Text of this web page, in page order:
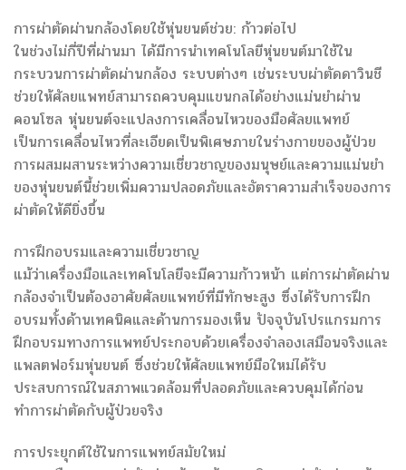
การผ่าตัดผ่านกล้องโดยใช้หุ่นยนต์ช่วย: ก้าวต่อไป
ในช่วงไม่กี่ปีที่ผ่านมา ได้มีการนำเทคโนโลยีหุ่นยนต์มาใช้ใน
กระบวนการผ่าตัดผ่านกล้อง ระบบต่างๆ เช่นระบบผ่าตัดดาวินชี
ช่วยให้ศัลยแพทย์สามารถควบคุมแขนกลได้อย่างแม่นยำผ่าน
คอนโซล หุ่นยนต์จะแปลงการเคลื่อนไหวของมือศัลยแพทย์
เป็นการเคลื่อนไหวที่ละเอียดเป็นพิเศษภายในร่างกายของผู้ป่วย
การผสมผสานระหว่างความเชี่ยวชาญของมนุษย์และความแม่นยำ
ของหุ่นยนต์นี้ช่วยเพิ่มความปลอดภัยและอัตราความสำเร็จของการ
ผ่าตัดให้ดียิ่งขึ้น
การฝึกอบรมและความเชี่ยวชาญ
แม้ว่าเครื่องมือและเทคโนโลยีจะมีความก้าวหน้า แต่การผ่าตัดผ่าน
กล้องจำเป็นต้องอาศัยศัลยแพทย์ที่มีทักษะสูง ซึ่งได้รับการฝึก
อบรมทั้งด้านเทคนิคและด้านการมองเห็น ปัจจุบันโปรแกรมการ
ฝึกอบรมทางการแพทย์ประกอบด้วยเครื่องจำลองเสมือนจริงและ
แพลตฟอร์มหุ่นยนต์ ซึ่งช่วยให้ศัลยแพทย์มือใหม่ได้รับ
ประสบการณ์ในสภาพแวดล้อมที่ปลอดภัยและควบคุมได้ก่อน
ทำการผ่าตัดกับผู้ป่วยจริง
การประยุกต์ใช้ในการแพทย์สมัยใหม่